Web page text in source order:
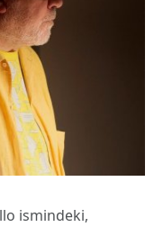
ismindeki,